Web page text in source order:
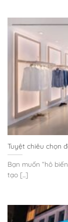
Tuyệt chiêu chọn
Bạn muốn “hô
tạo [...]